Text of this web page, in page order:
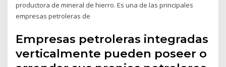
productora de mineral de hierro. Es una de las principales
empresas petroleras de
Empresas petroleras integradas
verticalmente pueden poseer o